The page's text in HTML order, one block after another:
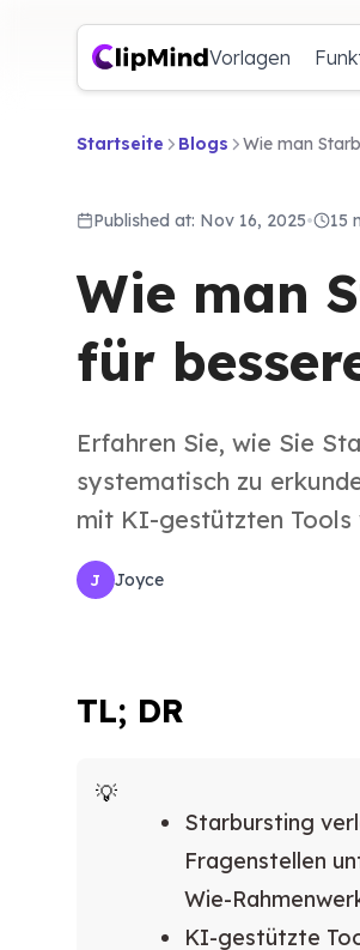
Vorlagen
Startseite Blogs Wie man
Published at: Nov 16, 2025• 15
Wie man
für
Erfahren Sie, wie Sie
systematisch zu
mit KI-gestützten Tools
J Joyce
TL; DR
Starbursting
Fragenstellen
Wie-
KI-gestützte